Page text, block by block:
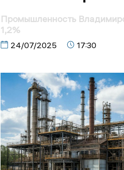
Промышленность
1,2%
24/07/2025 17:30